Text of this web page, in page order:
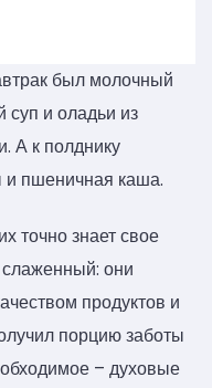
был молочный
и оладьи из
А к полднику
и пшеничная каша.
точно знает свое
слаженный: они
продуктов и
порцию заботы
– духовые